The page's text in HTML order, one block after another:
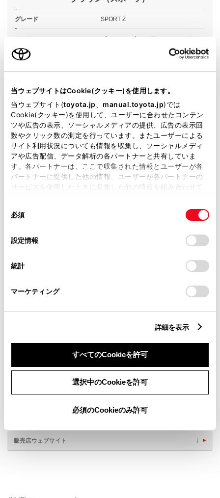
当ウェブサイトはCookie(クッキー)を使用します。
当ウェブサイト(toyota.jp manual.toyota.jp)では
Cookie(クッキー)を使用して、ユーザーに合わせたコンテン
ツや広告の表示、ソーシャルメディアの提供、広告の表示回
数やクリック数の測定を行っています。またユーザーによる
サイト利用状況についても情報を収集し、ソーシャルメディ
アや広告配信、データ解析の各パートナーと共有していま
す。各パートナーは、ここで収集された情報とユーザーが各
パートナーに提供した他の情報、ユーザーが各パートナーの
サービスを使用したときに収集した他の情報を組み合わせて
使用することがあります。当ウェブサイトの使用を続行する
デバイスにすべてのCookie(クッキー)が保存されることに同
意したことになります。Cookie(クッキー)のオプトアウト、
設定の変更、同意を撤回したりするにあたっては、当社の
「Cookie（クッキー）情報の取り扱いについて
」をご覧くだ
必須
設定情報
統計
マーケティング
詳細を表示
すべてのCookieを許可
選択中のCookieを許可
必須のCookieのみ許可
グレード SPORT Z
プレシャスブロンズ
エンジンタイプ
即時予約
施設情報・サービス
WiFi G-Station
車検・整備・メンテナンス取
ベビーシート（おむつ交換用
キッズコーナー
販売店ウェブサイト